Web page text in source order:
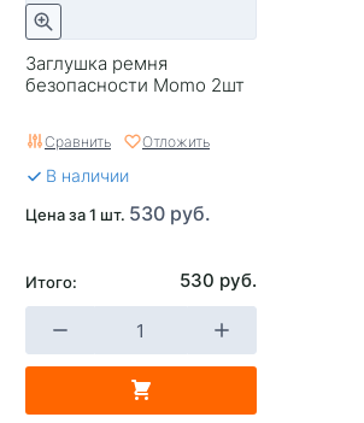
Заглушка ремня
безопасности Momo 2шт
Сравнить Отложить
В наличии
Цена за 1 шт. 530 руб.
Итого: 530 руб.